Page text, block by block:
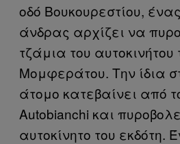
οδό Βουκουρεστίου,
άνδρας αρχίζει να
τζάμια του αυτοκινήτου
Μομφεράτου. Την ίδια
άτομο κατεβαίνει από
Autobianchi και
αυτοκίνητο του εκδότη.